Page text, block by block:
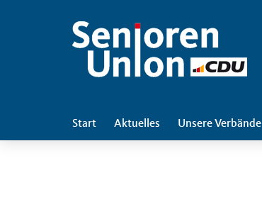
Start Aktuelles Unsere Verbände